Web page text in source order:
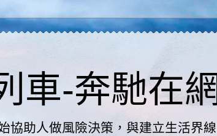
車-奔馳在
協助人做風險決策，與建立生活界